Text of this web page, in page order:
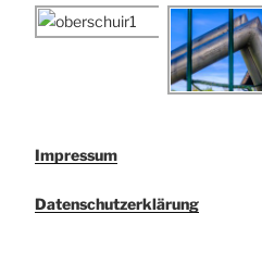
Impressum
Datenschutzerklärung